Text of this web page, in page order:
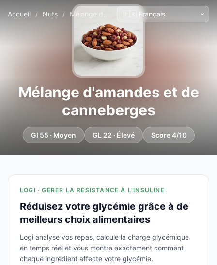
Accueil / Nuts / Mélange d'amandes et de canneberges
Mélange d'amandes et de
canneberges
GI 55 · Moyen GL 22 · Élevé Score 4/10
LOGI · GÉRER LA RÉSISTANCE À L'INSULINE
Réduisez votre glycémie grâce à de
meilleurs choix alimentaires
Logi analyse vos repas, calcule la charge glycémique
en temps réel et vous montre exactement comment
chaque ingrédient affecte votre glycémie.